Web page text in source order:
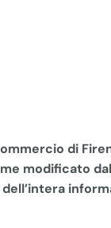
di
modificato